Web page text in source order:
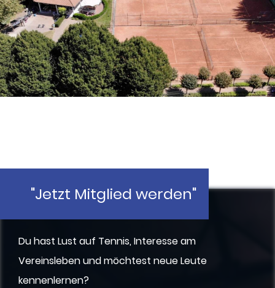
"Jetzt Mitglied werden"
Du hast Lust auf Tennis, Interesse am
Vereinsleben und möchtest neue Leute
kennenlernen?